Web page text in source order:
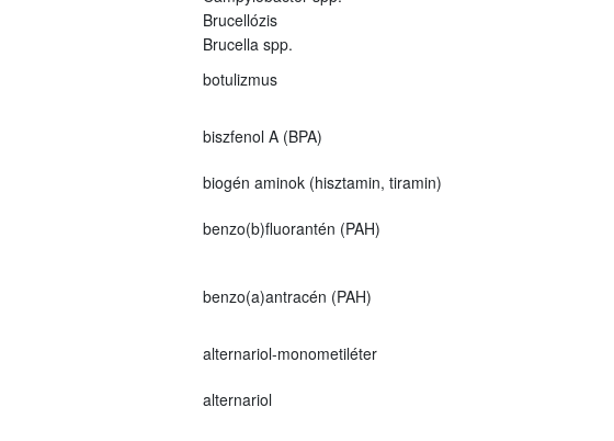
Brucellózis
Brucella spp.
botulizmus
biszfenol A (BPA)
biogén aminok (hisztamin, tiramin)
benzo(b)fluorantén (PAH)
benzo(a)antracén (PAH)
alternariol-monometiléter
alternariol